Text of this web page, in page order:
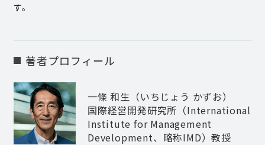
す。
著者プロフィール
一條 和生（いちじょう かずお）
国際経営開発研究所（International
Institute for Management
Development、略称IMD）教授